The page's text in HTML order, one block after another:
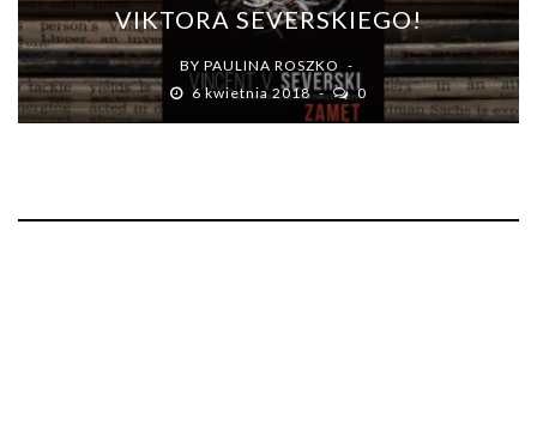
VIKTORA SEVERSKIEGO!
BY PAULINA ROSZKO
6 kwietnia 2018
0